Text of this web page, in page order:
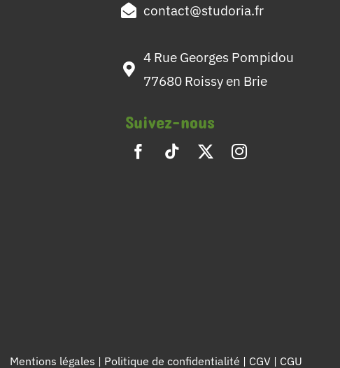
contact@studoria.fr
4 Rue Georges Pompidou
77680 Roissy en Brie
Suivez-nous
Mentions légales | Politique de confidentialité | CGV | CGU